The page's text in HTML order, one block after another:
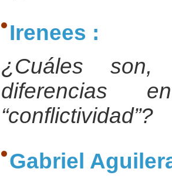
Irenees :
¿Cuáles
diferencias
“conflictividad”?
Gabriel